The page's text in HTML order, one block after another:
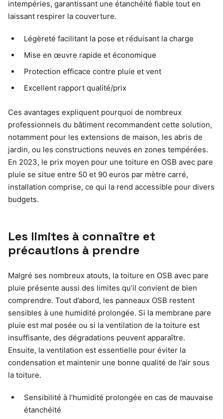
intempéries, garantissant une étanchéité fiable tout en
laissant respirer la couverture.
Légèreté facilitant la pose et réduisant la charge
Mise en œuvre rapide et économique
Protection efficace contre pluie et vent
Excellent rapport qualité/prix
Ces avantages expliquent pourquoi de nombreux
professionnels du bâtiment recommandent cette solution,
notamment pour les extensions de maison, les abris de
jardin, ou les constructions neuves en zones tempérées.
En 2023, le prix moyen pour une toiture en OSB avec pare
pluie se situe entre 50 et 90 euros par mètre carré,
installation comprise, ce qui la rend accessible pour divers
budgets.
Les limites à connaître et
précautions à prendre
Malgré ses nombreux atouts, la toiture en OSB avec pare
pluie présente aussi des limites qu’il convient de bien
comprendre. Tout d’abord, les panneaux OSB restent
sensibles à une humidité prolongée. Si la membrane pare
pluie est mal posée ou si la ventilation de la toiture est
insuffisante, des dégradations peuvent apparaître.
Ensuite, la ventilation est essentielle pour éviter la
condensation et maintenir une bonne qualité de l’air sous
la toiture.
Sensibilité à l’humidité prolongée en cas de mauvaise
étanchéité